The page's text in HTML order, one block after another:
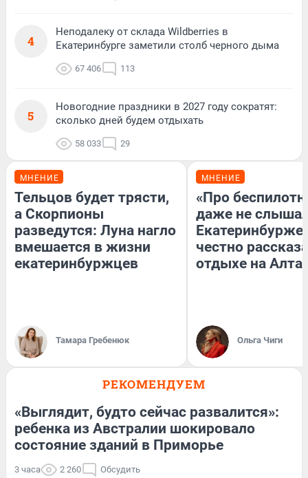
4
Неподалеку от склада Wildberries в
Екатеринбурге заметили столб черного дыма
67 406 113
5
Новогодние праздники в 2027 году сократят:
сколько дней будем отдыхать
58 033 29
МНЕНИЕ
Тельцов будет трясти,
а Скорпионы
разведутся: Луна нагло
вмешается в жизни
екатеринбуржцев
Тамара Гребенюк
МНЕНИЕ
«Про
даже не
честно
отдыхе на
Ольга Чиги
РЕКОМЕНДУЕМ
«Выглядит, будто сейчас развалится»:
ребенка из Австралии шокировало
состояние зданий в Приморье
3 часа 2 260 Обсудить